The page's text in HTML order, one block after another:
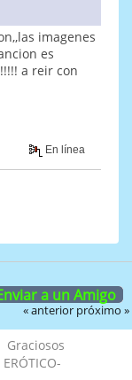
imagenes
es
a reir con
En línea
a un Amigo
« anterior próximo »
Graciosos